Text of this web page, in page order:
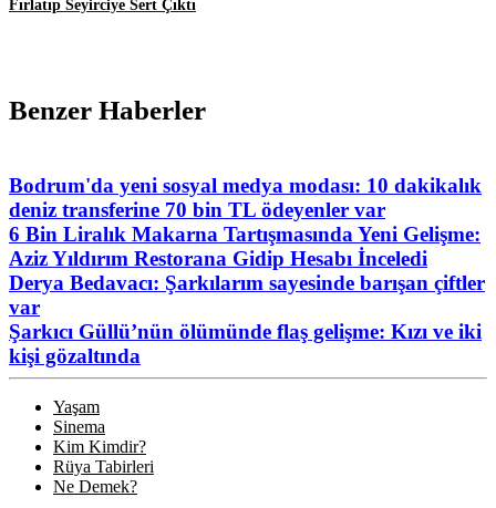
Fırlatıp Seyirciye Sert Çıktı
Benzer Haberler
Bodrum'da yeni sosyal medya modası: 10 dakikalık
deniz transferine 70 bin TL ödeyenler var
6 Bin Liralık Makarna Tartışmasında Yeni Gelişme:
Aziz Yıldırım Restorana Gidip Hesabı İnceledi
Derya Bedavacı: Şarkılarım sayesinde barışan çiftler
var
Şarkıcı Güllü’nün ölümünde flaş gelişme: Kızı ve iki
kişi gözaltında
Yaşam
Sinema
Kim Kimdir?
Rüya Tabirleri
Ne Demek?